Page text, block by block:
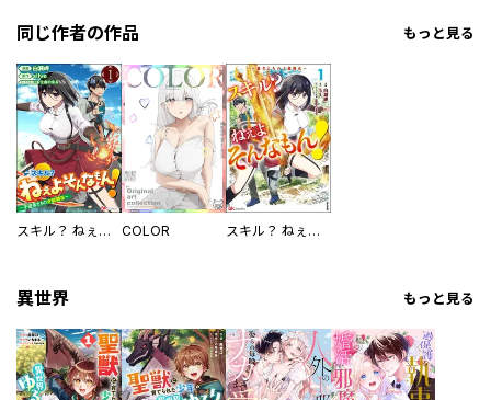
同じ作者の作品 もっと見る
スキル？ ねぇよそんなもん！ ～不遇者たちの才能開花～ コミック版（分冊版） COLOR スキル？ ねぇよそんなもん！ ～不遇者たちの才能開花～ コミック版
異世界 もっと見る